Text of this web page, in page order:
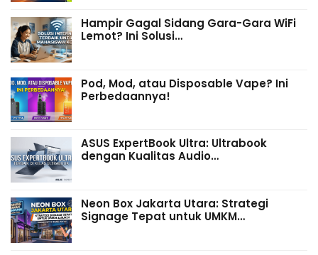
Hampir Gagal Sidang Gara-Gara WiFi
Lemot? Ini Solusi…
Pod, Mod, atau Disposable Vape? Ini
Perbedaannya!
ASUS ExpertBook Ultra: Ultrabook
dengan Kualitas Audio…
Neon Box Jakarta Utara: Strategi
Signage Tepat untuk UMKM…